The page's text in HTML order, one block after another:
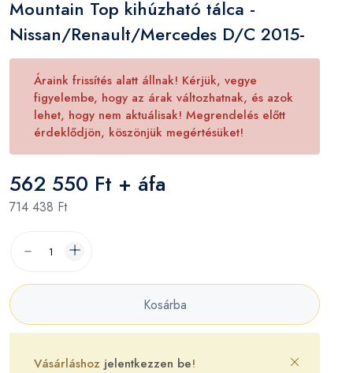
Mountain Top kihúzható tálca -
Nissan/Renault/Mercedes D/C 2015-
Áraink frissítés alatt állnak! Kérjük, vegye
figyelembe, hogy az árak változhatnak, és azok
lehet, hogy nem aktuálisak! Megrendelés előtt
érdeklődjön, köszönjük megértésüket!
562 550 Ft + áfa
714 438 Ft
Kosárba
Vásárláshoz jelentkezzen be!